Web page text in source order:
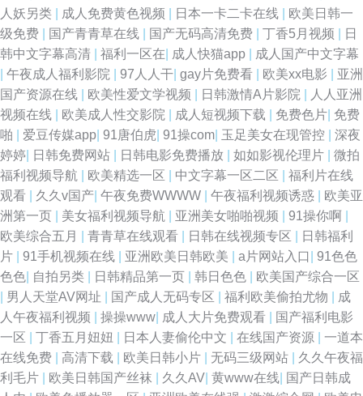
人妖另类
成人免费黄色视频 日本一卡二卡在线
欧美日韩一
级免费
国产青青草在线 国产无码高清免费 丁香5月视频
日
韩中文字幕高清
福利一区在 成人快猫app
成人国产中文字幕
午夜成人福利影院 97人人干 gay片免费看 欧美xx电影
亚洲
国产资源在线
欧美性爱文学视频 日韩激情A片影院
人人亚洲
视频在线
欧美成人性交影院 成人短视频下载 免费色片 免费
啪
爱豆传媒app 91唐伯虎 91操com 玉足美女在现管控
深夜
婷婷
日韩免费网站 日韩电影免费播放 如如影视伦理片
微拍
福利视频导航
欧美精选一区 中文字幕一区二区
福利片在线
观看
久久v国产 午夜免费WWWW 午夜福利视频诱惑
欧美亚
洲第一页
美女福利视频导航 亚洲美女啪啪视频 91操你啊
欧美综合五月
青青草在线观看 日韩在线视频专区
日韩福利
片
91手机视频在线 亚洲欧美日韩欧美 a片网站入口
91色色
色色 自拍另类 日韩精品第一页 韩日色色
欧美国产综合一区
男人天堂AV网址 国产成人无码专区 福利欧美偷拍尤物
成
人午夜福利视频
操操www 成人大片免费观看
国产福利电影
一区
丁香五月妞妞 日本人妻偷伦中文 在线国产资源
一道本
在线免费
高清下载 欧美日韩小片 无码三级网站
久久午夜福
利毛片
欧美日韩国产丝袜 久久AV 黄www在线 国产日韩成